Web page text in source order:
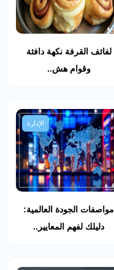
لفائف القرفة نكهة دافئة
وقوام هش..
الإدارة
مواصفات الجودة العالمية:
دليلك لفهم المعايير..